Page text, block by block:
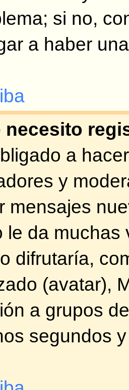
de
Ud. accede desde
ej. cyber-café,
que mi nombre
de usuarios
una
y
usuario oculto.
Si bien su
ser cambiada.
pulse en¡He
y podrá